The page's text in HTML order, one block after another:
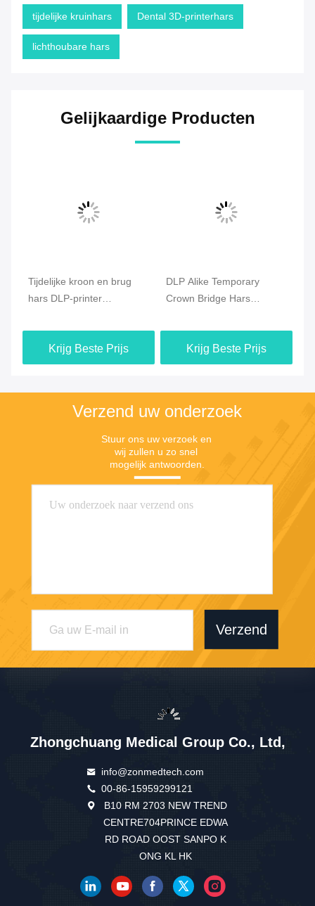
tijdelijke kruinhars Dental 3D-printerhars
lichthoubare hars
Gelijkaardige Producten
Tijdelijke kroon en brug
hars DLP-printer
Krijg Beste Prijs
DLP Alike Temporary
Crown Bridge Hars
Printing Hars
Krijg Beste Prijs
Verzend uw onderzoek
Stuur ons uw verzoek en
wij zullen u zo snel
mogelijk antwoorden.
Verzend
Zhongchuang Medical Group Co., Ltd,
info@zonmedtech.com
00-86-15959299121
B10 RM 2703 NEW TREND
CENTRE704PRINCE EDWA
RD ROAD OOST SANPO K
ONG KL HK